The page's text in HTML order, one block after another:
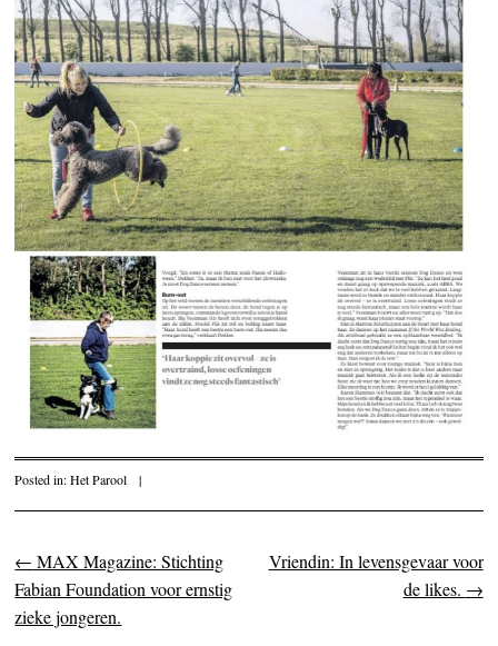
Posted in:Het Parool |
Post navigation
← MAX Magazine: Stichting
Fabian Foundation voor ernstig
zieke jongeren.
Vriendin: In levensgevaar voor
de likes. →